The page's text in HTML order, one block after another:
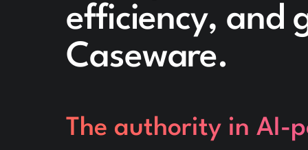
efficiency, and
Caseware.
The authority in AI-